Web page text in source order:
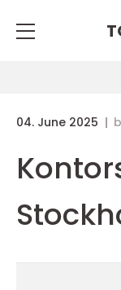
04. June 2025